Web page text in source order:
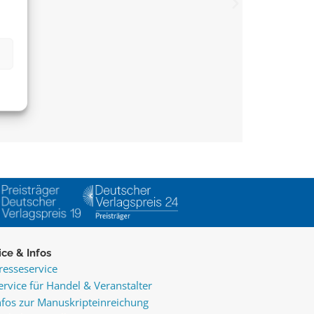
& Infos
für Handel & Veranstalter
zur Manuskripteinreichung